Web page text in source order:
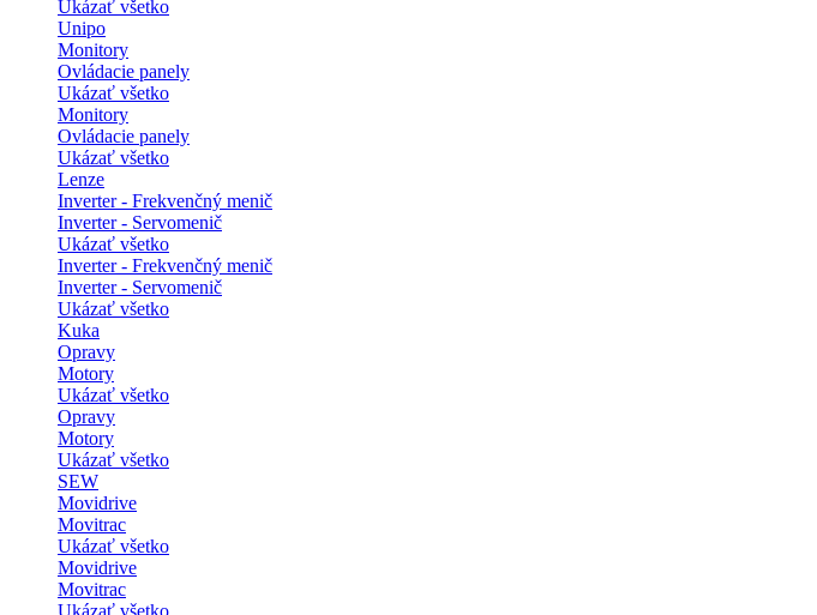
Ukázať všetko
Unipo
Monitory
Ovládacie panely
Ukázať všetko
Monitory
Ovládacie panely
Ukázať všetko
Lenze
Inverter - Frekvenčný menič
Inverter - Servomenič
Ukázať všetko
Inverter - Frekvenčný menič
Inverter - Servomenič
Ukázať všetko
Kuka
Opravy
Motory
Ukázať všetko
Opravy
Motory
Ukázať všetko
SEW
Movidrive
Movitrac
Ukázať všetko
Movidrive
Movitrac
Ukázať všetko